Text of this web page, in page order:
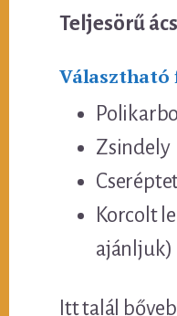
Teljesörű
Választható
Zsindely
Korcolt
ajánljuk)
Itt talál